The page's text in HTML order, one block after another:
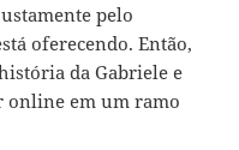
pelo
oferecendo. Então,
da Gabriele e
online em um ramo